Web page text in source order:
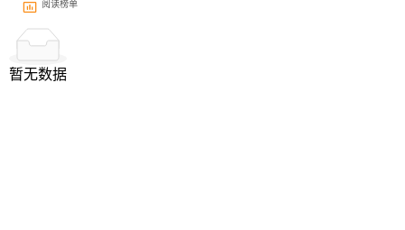
阅读榜单
暂无数据